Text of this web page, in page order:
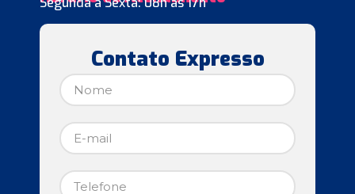
Contato Expresso